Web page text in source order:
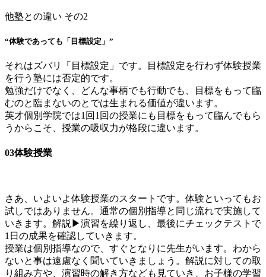
他塾との違い その2
“体験であっても「目標設定」”
それはズバリ「目標設定」です。目標設定を行わず体験授業
を行う塾には否定的です。
勉強だけでなく、どんな事柄でも行動でも、目標をもって臨
むのと臨まないのとでは生まれる価値が違います。
英才個別学院では1回1回の授業にも目標をもって臨んでもら
うからこそ、授業の吸収力が格段に違います。
03体験授業
さあ、いよいよ体験授業のスタートです。体験といってもお
試しではありません。通常の個別指導と同じ流れで実施して
いきます。解説▶演習を繰り返し、最後にチェックテストで
1日の成果を確認していきます。
授業は個別指導なので、すぐとなりに先生がいます。わから
ないと事は遠慮なく聞いていきましょう。解説に対しての取
り組み方や、演習時の解き方なども見ていき、お子様の学習